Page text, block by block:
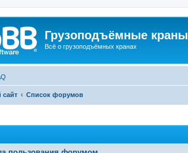
Грузоподъёмные краны
Всё о грузоподъёмных кранах
сайт Список форумов